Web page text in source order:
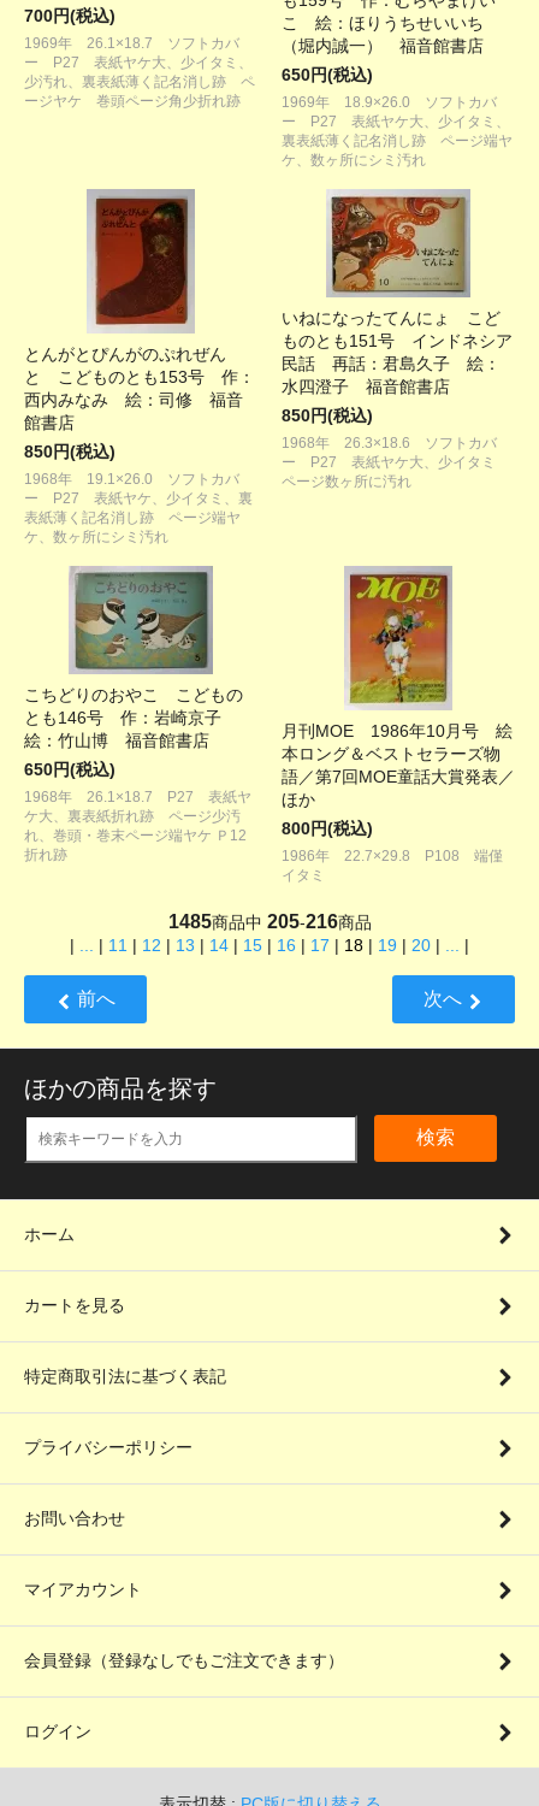
700円(税込)
1969年 26.1×18.7 ソフトカバ
ー P27 表紙ヤケ大、少イタミ、
少汚れ、裏表紙薄く記名消し跡 ペ
ージヤケ 巻頭ページ角少折れ跡
こ 絵：ほりうちせいいち
（堀内誠一） 福音館書店
650円(税込)
1969年 18.9×26.0 ソフトカバ
ー P27 表紙ヤケ大、少イタミ、
裏表紙薄く記名消し跡 ページ端ヤ
ケ、数ヶ所にシミ汚れ
とんがとぴんがのぷれぜん
と こどものとも153号 作：
西内みなみ 絵：司修 福音
館書店
850円(税込)
1968年 19.1×26.0 ソフトカバ
ー P27 表紙ヤケ、少イタミ、裏
表紙薄く記名消し跡 ページ端ヤ
ケ、数ヶ所にシミ汚れ
いねになったてんにょ こど
ものとも151号 インドネシア
民話 再話：君島久子 絵：
水四澄子 福音館書店
850円(税込)
1968年 26.3×18.6 ソフトカバ
ー P27 表紙ヤケ大、少イタミ
ページ数ヶ所に汚れ
こちどりのおやこ こどもの
とも146号 作：岩崎京子
絵：竹山博 福音館書店
650円(税込)
1968年 26.1×18.7 P27 表紙ヤ
ケ大、裏表紙折れ跡 ページ少汚
れ、巻頭・巻末ページ端ヤケ Ｐ12
折れ跡
月刊MOE 1986年10月号 絵
本ロング＆ベストセラーズ物
語／第7回MOE童話大賞発表／
ほか
800円(税込)
1986年 22.7×29.8 P108 端僅
イタミ
1485商品中 205-216商品
| ... | 11 | 12 | 13 | 14 | 15 | 16 | 17 | 18 | 19 | 20 | ... |
前へ 次へ
ほかの商品を探す
検索
ホーム
カートを見る
特定商取引法に基づく表記
プライバシーポリシー
お問い合わせ
マイアカウント
会員登録（登録なしでもご注文できます）
ログイン